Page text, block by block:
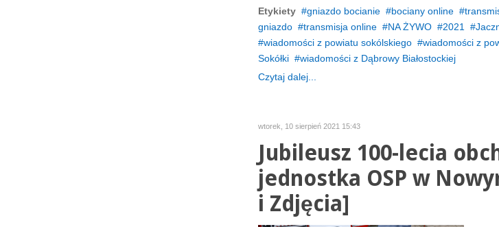
Etykiety
gniazdo bocianie bociany online
gniazdo
transmisja online NA ŻYWO 2021
wiadomości z powiatu sokólskiego
wiadomości z
Sokółki
wiadomości z Dąbrowy Białostockiej
Czytaj dalej...
wtorek, 10 sierpień 2021 15:43
Jubileusz 100-lecia
jednostka OSP w
i Zdjęcia]